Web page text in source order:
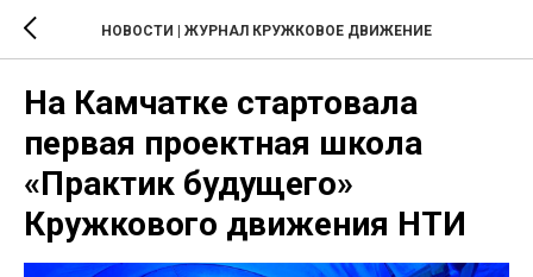
НОВОСТИ | ЖУРНАЛ КРУЖКОВОЕ ДВИЖЕНИЕ
На Камчатке стартовала
первая проектная школа
«Практик будущего»
Кружкового движения НТИ